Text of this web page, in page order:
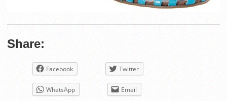
Share:
Facebook Twitter
WhatsApp Email